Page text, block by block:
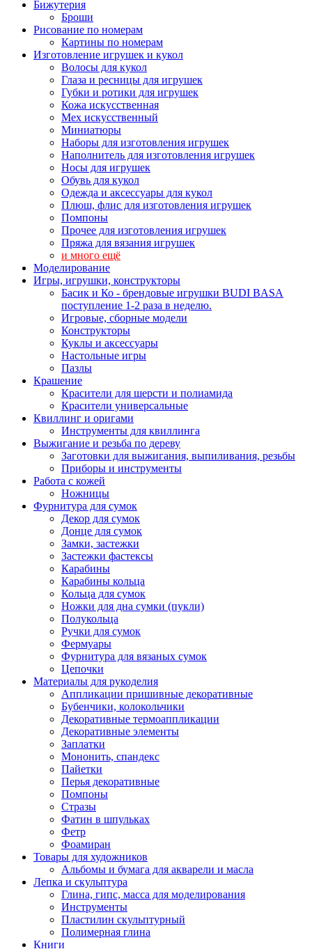
Бижутерия
Броши
Рисование по номерам
Картины по номерам
Изготовление игрушек и кукол
Волосы для кукол
Глаза и ресницы для игрушек
Губки и ротики для игрушек
Кожа искусственная
Мех искусственный
Миниатюры
Наборы для изготовления игрушек
Наполнитель для изготовления игрушек
Носы для игрушек
Обувь для кукол
Одежда и аксессуары для кукол
Плюш, флис для изготовления игрушек
Помпоны
Прочее для изготовления игрушек
Пряжа для вязания игрушек
и много ещё
Моделирование
Игры, игрушки, конструкторы
Басик и Ко - брендовые игрушки BUDI BASA
поступление 1-2 раза в неделю.
Игровые, сборные модели
Конструкторы
Куклы и аксессуары
Настольные игры
Пазлы
Крашение
Красители для шерсти и полиамида
Красители универсальные
Квиллинг и оригами
Инструменты для квиллинга
Выжигание и резьба по дереву
Заготовки для выжигания, выпиливания, резьбы
Приборы и инструменты
Работа с кожей
Ножницы
Фурнитура для сумок
Декор для сумок
Донце для сумок
Замки, застежки
Застежки фастексы
Карабины
Карабины кольца
Кольца для сумок
Ножки для дна сумки (пукли)
Полукольца
Ручки для сумок
Фермуары
Фурнитура для вязаных сумок
Цепочки
Материалы для рукоделия
Аппликации пришивные декоративные
Бубенчики, колокольчики
Декоративные термоаппликации
Декоративные элементы
Заплатки
Мононить, спандекс
Пайетки
Перья декоративные
Помпоны
Стразы
Фатин в шпульках
Фетр
Фоамиран
Товары для художников
Альбомы и бумага для акварели и масла
Лепка и скульптура
Глина, гипс, масса для моделирования
Инструменты
Пластилин скульптурный
Полимерная глина
Книги